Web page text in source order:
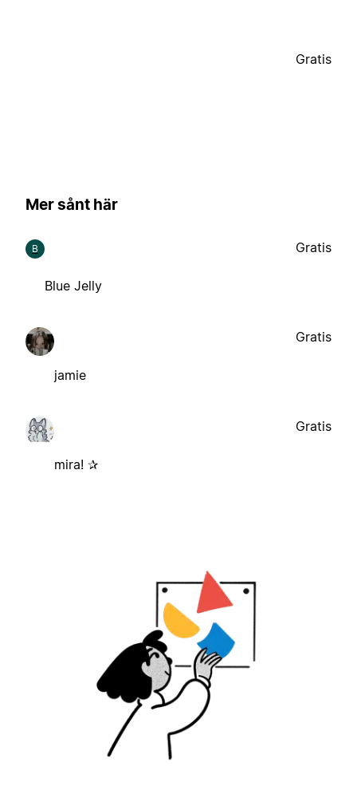
Gratis
Mer sånt här
B
Blue Jelly
Gratis
jamie
Gratis
mira! ✰
Gratis